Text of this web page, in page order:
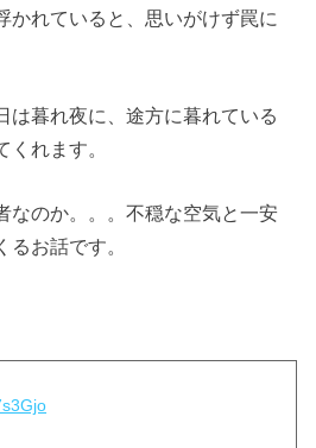
かれていると、思いがけず罠に
は暮れ夜に、途方に暮れている
くれます。
なのか。。。不穏な空気と一安
お話です。